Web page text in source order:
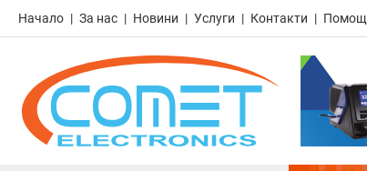
Начало За нас Новини Услуги Контакти Помощ